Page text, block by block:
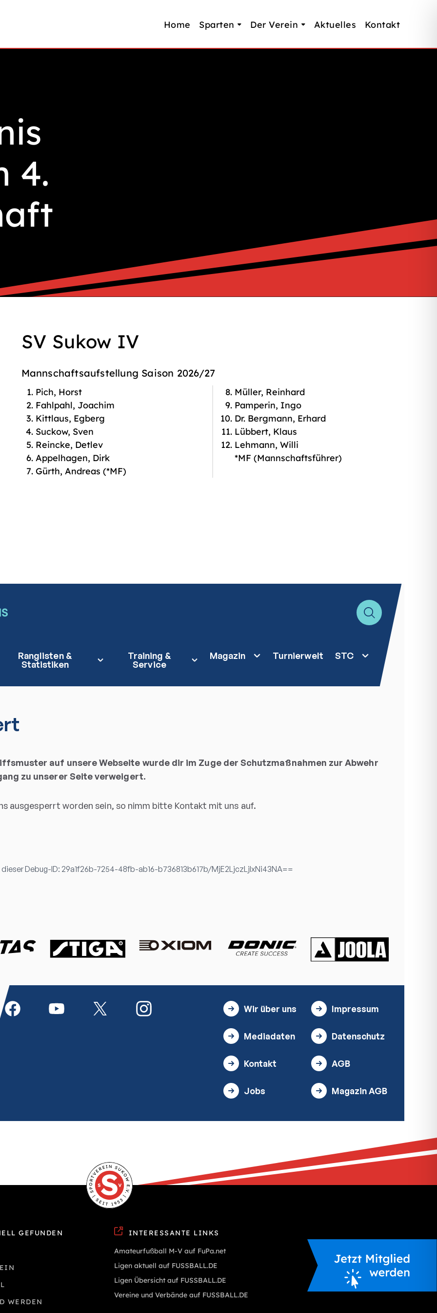
Home Sparten Der Verein Aktuelles Kontakt
4.
SV Sukow IV
Mannschaftsaufstellung Saison 2026/27
Pich, Horst
Fahlpahl, Joachim
Kittlaus, Egberg
Suckow, Sven
Reincke, Detlev
Appelhagen, Dirk
Gürth, Andreas (*MF)
Müller, Reinhard
Pamperin, Ingo
Dr. Bergmann, Erhard
Lübbert, Klaus
Lehmann, Willi
*MF (Mannschaftsführer)
GEFUNDEN
WERDEN
INTERESSANTE LINKS
Amateurfußball M-V auf FuPa.net
Ligen aktuell auf FUSSBALL.DE
Ligen Übersicht auf FUSSBALL.DE
Vereine und Verbände auf FUSSBALL.DE